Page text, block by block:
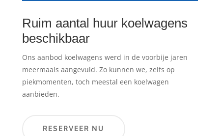
Ruim aantal huur koelwagens
beschikbaar
Ons aanbod koelwagens werd in de voorbije jaren
meermaals aangevuld. Zo kunnen we, zelfs op
piekmomenten, toch meestal een koelwagen
aanbieden.
RESERVEER NU